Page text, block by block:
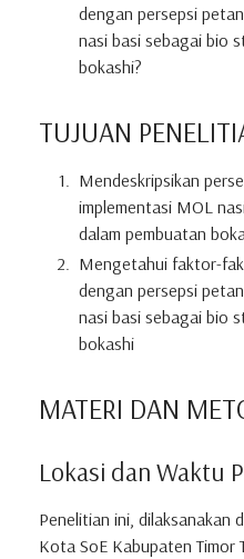
dengan persepsi
nasi basi sebagai bio
bokashi?
TUJUAN
Mendeskripsikan
implementasi MOL
dalam pembuatan
Mengetahui faktor-
dengan persepsi
nasi basi sebagai bio
bokashi
MATERI DAN
Lokasi dan Waktu
Penelitian ini, dilaksanakan
Kota SoE Kabupaten Timor